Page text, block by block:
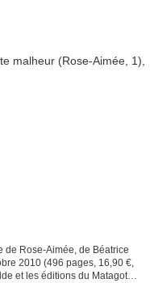
de Rose-Aimée, de Béatrice
2010 (496 pages, 16,90 €,
et les éditions du Matagot